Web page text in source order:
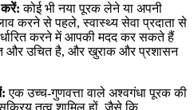
करें: कोई भी नया पूरक लेने या अपनी
करने से पहले, स्वास्थ्य सेवा प्रदाता से
करने में आपकी मदद कर सकते हैं
और उचित है, और खुराक और प्रशासन
एक उच्च-गुणवत्ता वाले अश्वगंधा पूरक की
तत्व शामिल हों, जैसे कि